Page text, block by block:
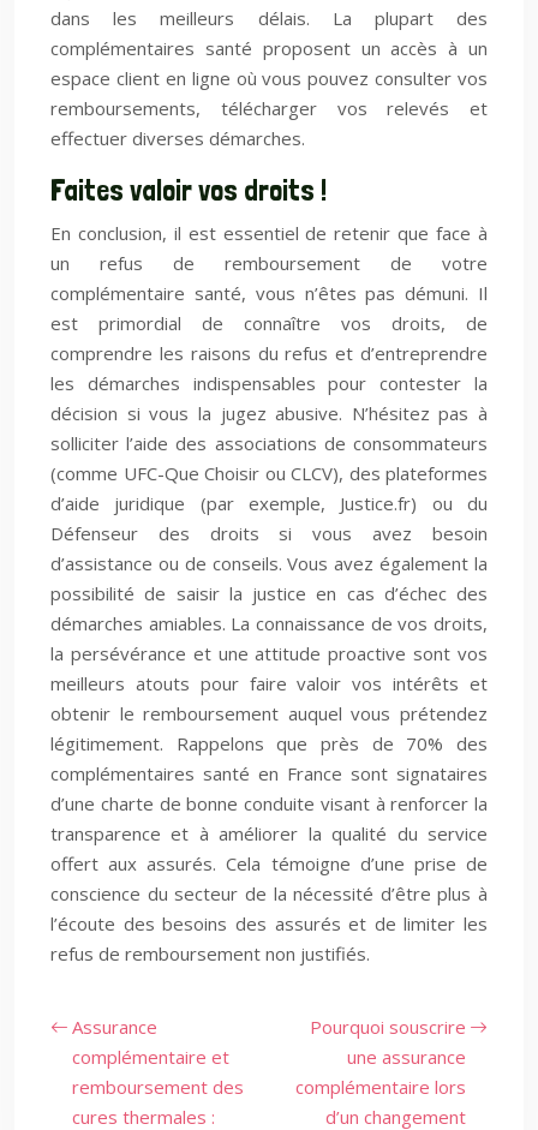
dans les meilleurs délais. La plupart des
complémentaires santé proposent un accès à un
espace client en ligne où vous pouvez consulter vos
remboursements, télécharger vos relevés et
effectuer diverses démarches.
Faites valoir vos droits !
En conclusion, il est essentiel de retenir que face à
un refus de remboursement de votre
complémentaire santé, vous n’êtes pas démuni. Il
est primordial de connaître vos droits, de
comprendre les raisons du refus et d’entreprendre
les démarches indispensables pour contester la
décision si vous la jugez abusive. N’hésitez pas à
solliciter l’aide des associations de consommateurs
(comme UFC-Que Choisir ou CLCV), des plateformes
d’aide juridique (par exemple, Justice.fr) ou du
Défenseur des droits si vous avez besoin
d’assistance ou de conseils. Vous avez également la
possibilité de saisir la justice en cas d’échec des
démarches amiables. La connaissance de vos droits,
la persévérance et une attitude proactive sont vos
meilleurs atouts pour faire valoir vos intérêts et
obtenir le remboursement auquel vous prétendez
légitimement. Rappelons que près de 70% des
complémentaires santé en France sont signataires
d’une charte de bonne conduite visant à renforcer la
transparence et à améliorer la qualité du service
offert aux assurés. Cela témoigne d’une prise de
conscience du secteur de la nécessité d’être plus à
l’écoute des besoins des assurés et de limiter les
refus de remboursement non justifiés.
Assurance
complémentaire et
remboursement des
cures thermales :
Pourquoi souscrire
une assurance
complémentaire lors
d’un changement